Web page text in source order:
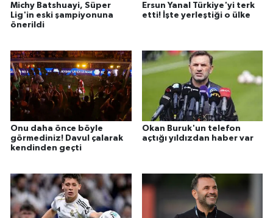
Michy Batshuayi, Süper
Lig'in eski şampiyonuna
önerildi
Ersun Yanal Türkiye'yi terk
etti! İşte yerleştiği o ülke
Onu daha önce böyle
görmediniz! Davul çalarak
kendinden geçti
Okan Buruk'un telefon
açtığı yıldızdan haber var